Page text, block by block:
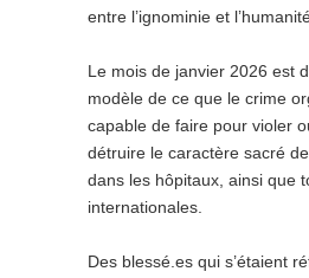
entre l’ignominie et
Le mois de janvier 2026 est
modèle de ce que le crime
capable de faire pour violer
détruire le caractère sacré
dans les hôpitaux, ainsi que
internationales.
Des blessé.es qui s’étaient